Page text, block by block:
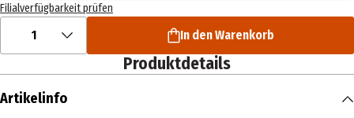
Filialverfügbarkeit prüfen
1 In den Warenkorb
Produktdetails
Artikelinfo